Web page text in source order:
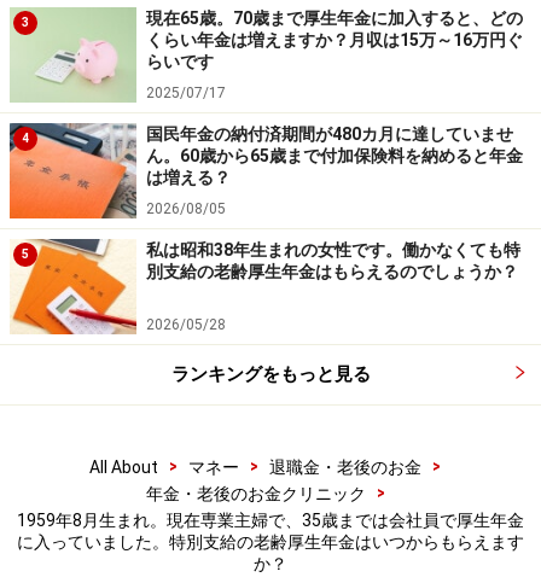
3
現在65歳。70歳まで厚生年金に加入すると、どの
くらい年金は増えますか？月収は15万～16万円ぐ
らいです
2025/07/17
4
国民年金の納付済期間が480カ月に達していませ
ん。60歳から65歳まで付加保険料を納めると年金
は増える？
2026/08/05
5
私は昭和38年生まれの女性です。働かなくても特
別支給の老齢厚生年金はもらえるのでしょうか？
2026/05/28
ランキングをもっと見る
All About > マネー > 退職金・老後のお金
>
年金・老後のお金クリニック
>
1959年8月生まれ。現在専業主婦で、35歳までは会社員で厚生年金
に入っていました。特別支給の老齢厚生年金はいつからもらえます
か？